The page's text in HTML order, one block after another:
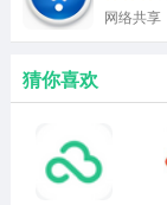
网络共享
猜你喜欢